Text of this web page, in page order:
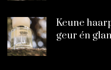
Keune
geur én